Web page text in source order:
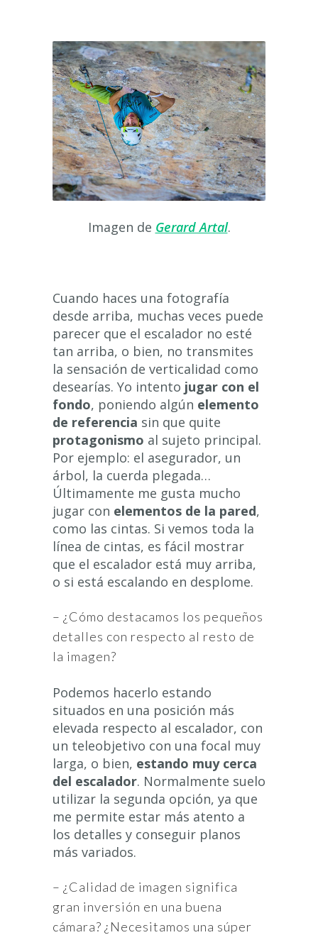
Imagen de Gerard Artal.
Cuando haces una fotografía
desde arriba, muchas veces puede
parecer que el escalador no esté
tan arriba, o bien, no transmites
la sensación de verticalidad como
desearías. Yo intento jugar con el
fondo, poniendo algún elemento
de referencia sin que quite
protagonismo al sujeto principal.
Por ejemplo: el asegurador, un
árbol, la cuerda plegada…
Últimamente me gusta mucho
jugar con elementos de la pared,
como las cintas. Si vemos toda la
línea de cintas, es fácil mostrar
que el escalador está muy arriba,
o si está escalando en desplome.
– ¿Cómo destacamos los pequeños
detalles con respecto al resto de
la imagen?
Podemos hacerlo estando
situados en una posición más
elevada respecto al escalador, con
un teleobjetivo con una focal muy
larga, o bien, estando muy cerca
del escalador. Normalmente suelo
utilizar la segunda opción, ya que
me permite estar más atento a
los detalles y conseguir planos
más variados.
– ¿Calidad de imagen significa
gran inversión en una buena
cámara? ¿Necesitamos una súper